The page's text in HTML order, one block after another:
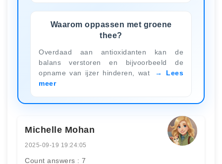
Waarom oppassen met groene
thee?
Overdaad aan antioxidanten kan de
balans verstoren en bijvoorbeeld de
opname van ijzer hinderen, wat
Lees
meer
Michelle Mohan
2025-09-19 19:24:05
Count answers : 7